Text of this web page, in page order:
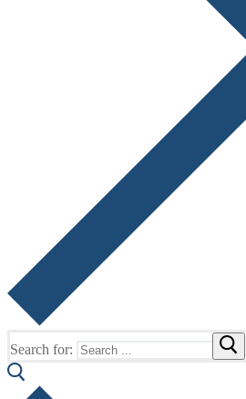
Search for: